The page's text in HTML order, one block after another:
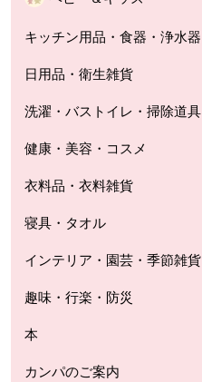
キッチン用品・食器・浄水器
日用品・衛生雑貨
洗濯・バストイレ・掃除道具
健康・美容・コスメ
衣料品・衣料雑貨
寝具・タオル
インテリア・園芸・季節雑貨
趣味・行楽・防災
本
カンパのご案内